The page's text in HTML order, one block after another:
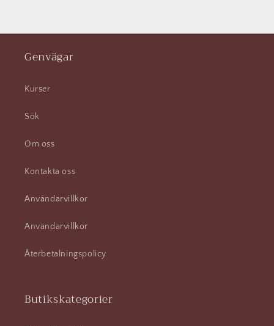
Genvägar
Kurser
Sök
Om oss
Kontakta oss
Användarvillkor
Användarvillkor
Återbetalningspolicy
Butikskategorier